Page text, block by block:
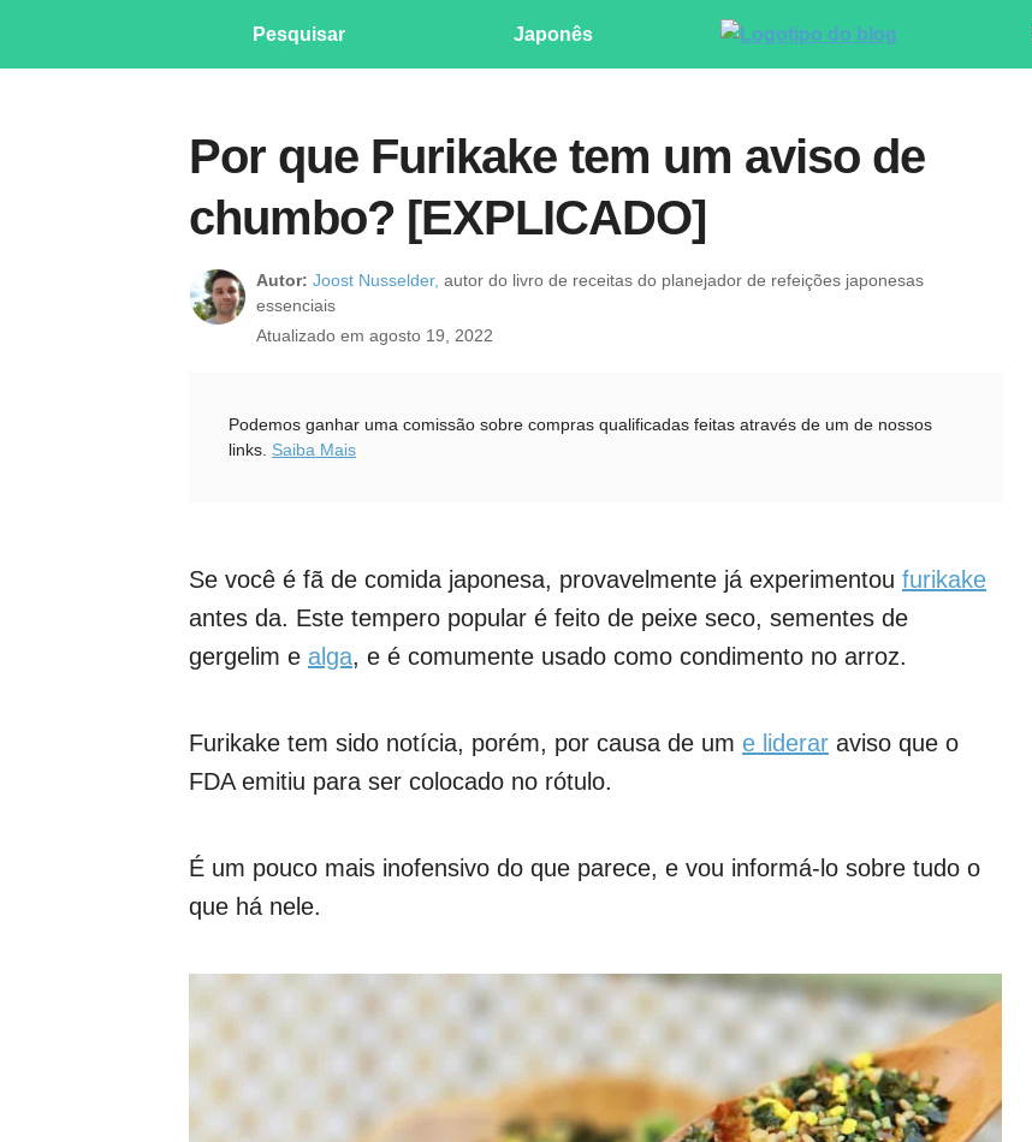
Pesquisar Japonês
Por que Furikake tem um aviso de
chumbo? [EXPLICADO]
Autor: Joost Nusselder, autor do livro de receitas do planejador de refeições japonesas
essenciais
Atualizado em agosto 19, 2022
Podemos ganhar uma comissão sobre compras qualificadas feitas através de um de nossos
links. Saiba Mais
Se você é fã de comida japonesa, provavelmente já experimentou furikake
antes da. Este tempero popular é feito de peixe seco, sementes de
gergelim e alga, e é comumente usado como condimento no arroz.
Furikake tem sido notícia, porém, por causa de um e liderar aviso que o
FDA emitiu para ser colocado no rótulo.
É um pouco mais inofensivo do que parece, e vou informá-lo sobre tudo o
que há nele.